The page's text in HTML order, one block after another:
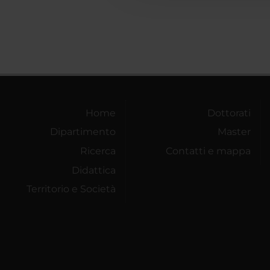
Home
Dipartimento
Ricerca
Didattica
Territorio e Società
Dottorati
Master
Contatti e mappa